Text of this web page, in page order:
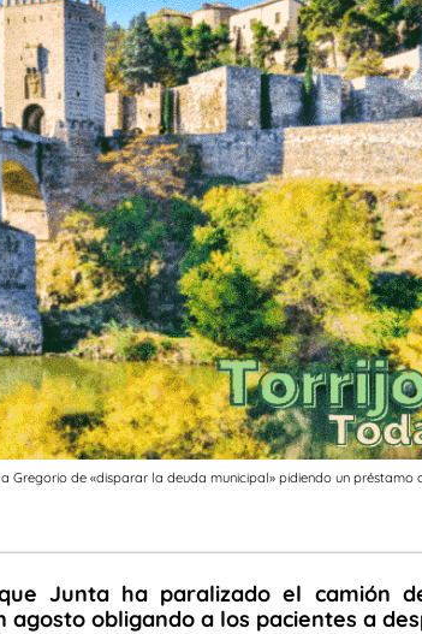
a Gregorio de «disparar la deuda municipal» pidiendo un préstamo
Junta ha paralizado el camión
agosto obligando a los pacientes a